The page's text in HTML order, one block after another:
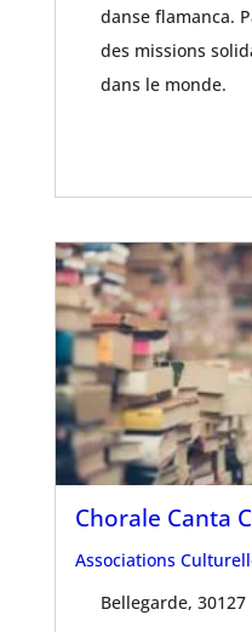
danse flamanca.
des missions
dans le monde.
Chorale Canta
Associations
Bellegarde, 30127